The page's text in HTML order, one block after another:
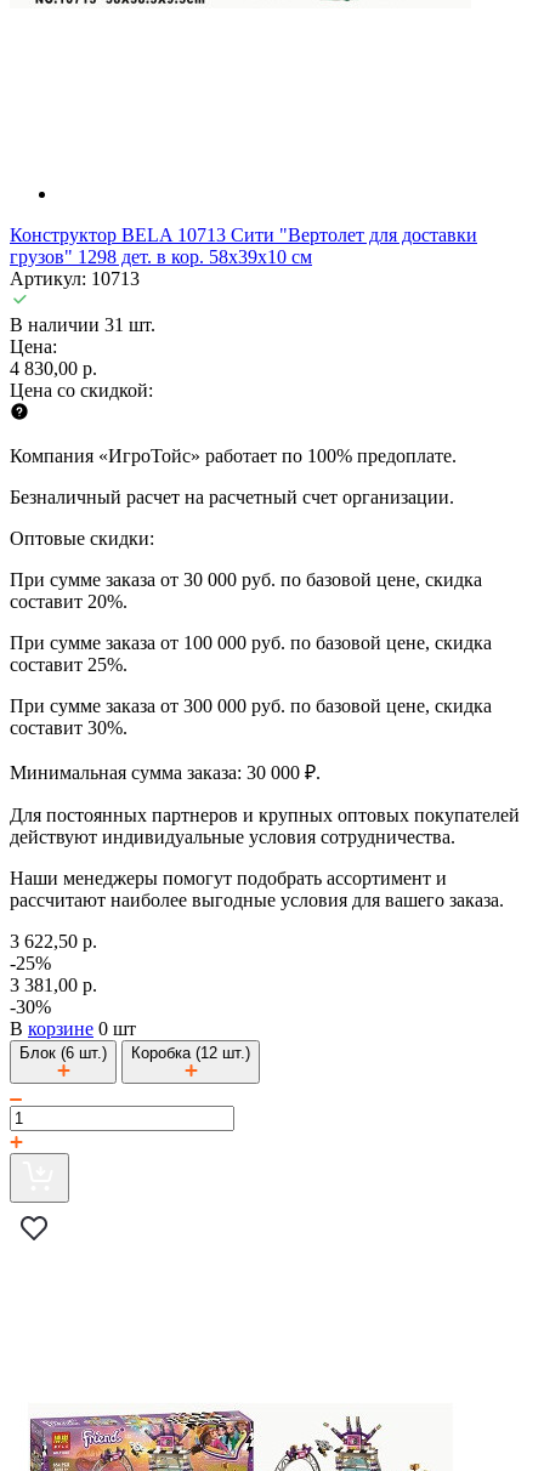
Конструктор BELA 10713 Сити "Вертолет для доставки
грузов" 1298 дет. в кор. 58х39х10 см
Артикул: 10713
В наличии 31 шт.
Цена:
4 830,00 р.
Цена со скидкой:
Компания «ИгроТойс» работает по 100% предоплате.
Безналичный расчет на расчетный счет организации.
Оптовые скидки:
При сумме заказа от 30 000 руб. по базовой цене, скидка
составит 20%.
При сумме заказа от 100 000 руб. по базовой цене, скидка
составит 25%.
При сумме заказа от 300 000 руб. по базовой цене, скидка
составит 30%.
Минимальная сумма заказа: 30 000 ₽.
Для постоянных партнеров и крупных оптовых покупателей
действуют индивидуальные условия сотрудничества.
Наши менеджеры помогут подобрать ассортимент и
рассчитают наиболее выгодные условия для вашего заказа.
3 622,50 р.
-25%
3 381,00 р.
-30%
В корзине 0 шт
Блок (6 шт.) Коробка (12 шт.)